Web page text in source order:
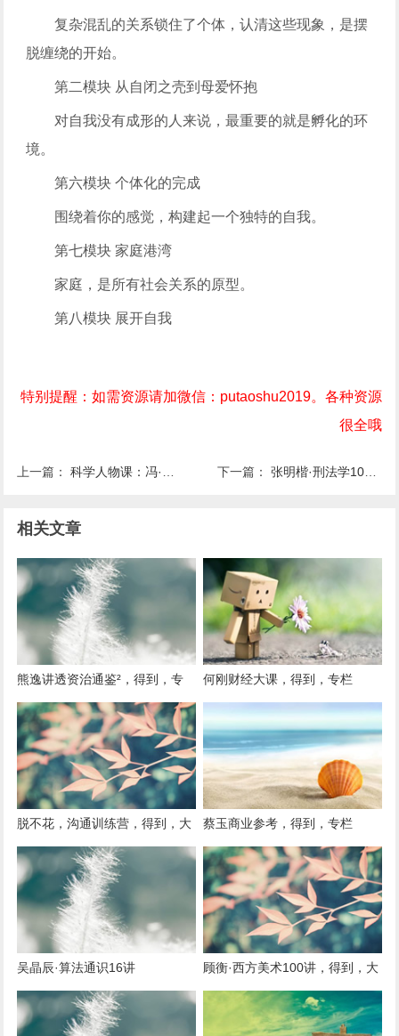
复杂混乱的关系锁住了个体，认清这些现象，是摆
脱缠绕的开始。
第二模块 从自闭之壳到母爱怀抱
对自我没有成形的人来说，最重要的就是孵化的环
境。
第六模块 个体化的完成
围绕着你的感觉，构建起一个独特的自我。
第七模块 家庭港湾
家庭，是所有社会关系的原型。
第八模块 展开自我
特别提醒：如需资源请加微信：putaoshu2019。各种资源
很全哦
上一篇：科学人物课：冯·诺伊曼，得到，精品课，百度网盘 下一篇：张明楷·刑法学100讲，得到，大师课，百度网盘
相关文章
熊逸讲透资治通鉴²，得到，专
栏
何刚财经大课，得到，专栏
脱不花，沟通训练营，得到，大
师课
蔡玉商业参考，得到，专栏
吴晶辰·算法通识16讲
顾衡·西方美术100讲，得到，大
师课